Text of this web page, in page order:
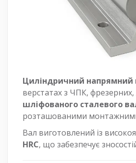
Циліндричний напрямний
верстатах з ЧПК,
шліфованого сталевого
розташованими
Вал виготовлений із
HRC, що забезпечує